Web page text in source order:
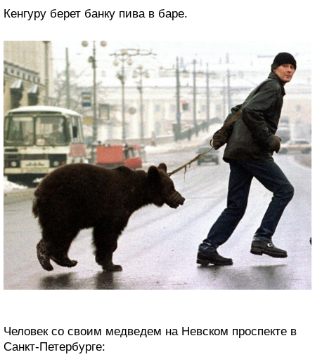
Кенгуру берет банку пива в баре.
Человек со своим медведем на Невском проспекте в
Санкт-Петербурге: